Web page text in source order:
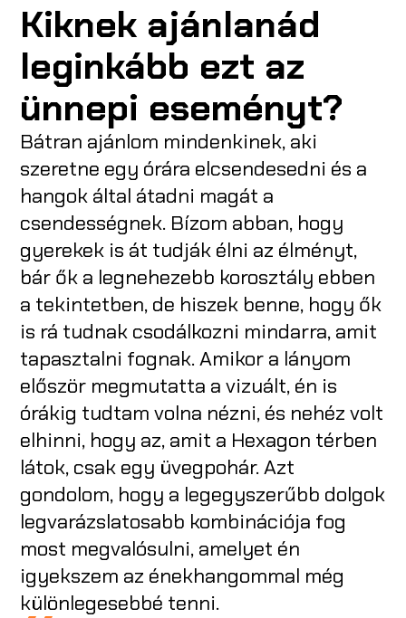
Kiknek ajánlanád
leginkább ezt az
ünnepi eseményt?
Bátran ajánlom mindenkinek, aki
szeretne egy órára elcsendesedni és a
hangok által átadni magát a
csendességnek. Bízom abban, hogy
gyerekek is át tudják élni az élményt,
bár ők a legnehezebb korosztály ebben
a tekintetben, de hiszek benne, hogy ők
is rá tudnak csodálkozni mindarra, amit
tapasztalni fognak. Amikor a lányom
először megmutatta a vizuált, én is
órákig tudtam volna nézni, és nehéz volt
elhinni, hogy az, amit a Hexagon térben
látok, csak egy üvegpohár. Azt
gondolom, hogy a legegyszerűbb dolgok
legvarázslatosabb kombinációja fog
most megvalósulni, amelyet én
igyekszem az énekhangommal még
különlegesebbé tenni.